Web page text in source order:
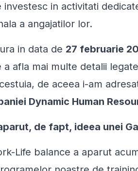
in activitati
a angajatilor lor.
in data de 27 februarie
afla mai multe detalii
de aceea i-am
Dynamic Human
de fapt, ideea unei
Life balance a aparut